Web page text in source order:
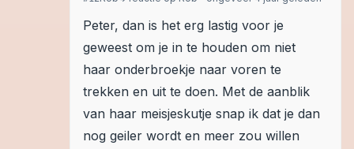
Peter, dan is het erg lastig voor je
geweest om je in te houden om niet
haar onderbroekje naar voren te
trekken en uit te doen. Met de aanblik
van haar meisjeskutje snap ik dat je dan
nog geiler wordt en meer zou willen